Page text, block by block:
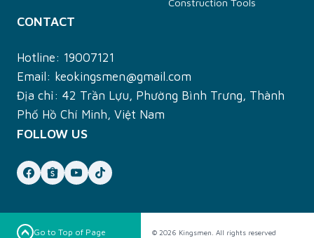
Construction Tools
CONTACT
Hotline: 19007121
Email: keokingsmen@gmail.com
Địa chỉ: 42 Trần Lựu, Phường Bình Trưng, Thành
Phố Hồ Chí Minh, Việt Nam
FOLLOW US
Go to Top of Page © 2026 Kingsmen. All rights reserved